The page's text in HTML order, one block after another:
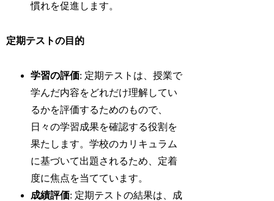
慣れを促進します。
定期テストの目的
学習の評価: 定期テストは、授業で
学んだ内容をどれだけ理解してい
るかを評価するためのもので、
日々の学習成果を確認する役割を
果たします。学校のカリキュラム
に基づいて出題されるため、定着
度に焦点を当てています。
成績評価: 定期テストの結果は、成